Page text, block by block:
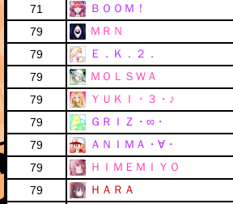
71
ＢＯＯＭ！
79
ＭＲＮ
79
Ｅ．Ｋ．２．
79
ＭＯＬＳＷＡ
79
ＹＵＫＩ・３・♪
79
ＧＲＩＺ・∞・
79
ＡＮＩＭＡ・∀・
79
ＨＩＭＥＭＩＹＯ
79
ＨＡＲＡ